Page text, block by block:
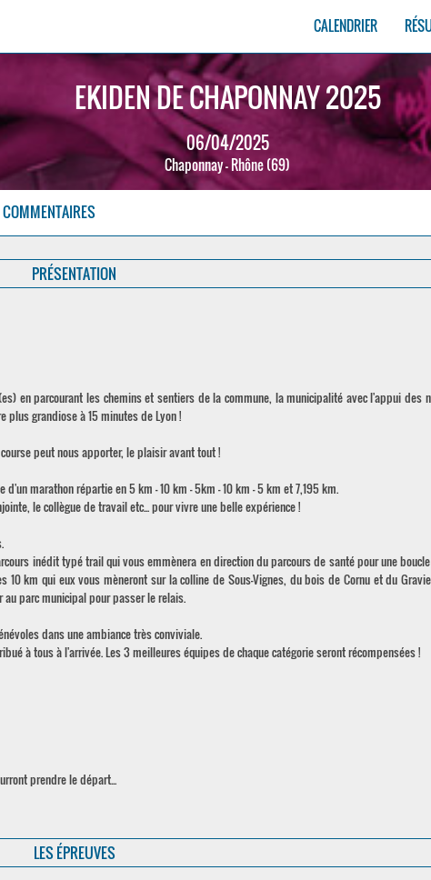
CALENDRIER
EKIDEN DE CHAPONNAY 2025
06/04/2025
Chaponnay - Rhône (69)
COMMENTAIRES
PRÉSENTATION
en parcourant les chemins et sentiers de la commune, la municipalité avec l'appui des
plus grandiose à 15 minutes de Lyon !
peut nous apporter, le plaisir avant tout !
marathon répartie en 5 km - 10 km - 5km - 10 km - 5 km et 7,195 km.
le collègue de travail etc... pour vivre une belle expérience !
inédit typé trail qui vous emmènera en direction du parcours de santé pour une
km qui eux vous mèneront sur la colline de Sous-Vignes, du bois de Cornu et du
parc municipal pour passer le relais.
dans une ambiance très conviviale.
à tous à l'arrivée. Les 3 meilleures équipes de chaque catégorie seront récompensées !
prendre le départ...
LES ÉPREUVES